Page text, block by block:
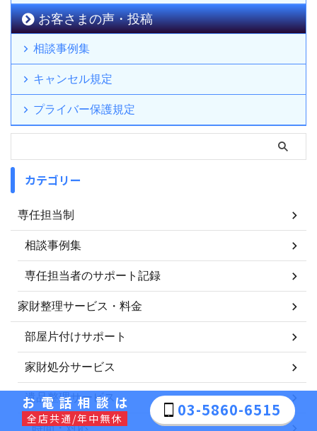
お客さまの声・投稿
相談事例集
キャンセル規定
プライバー保護規定
カテゴリー
専任担当制
相談事例集
専任担当者のサポート記録
家財整理サービス・料金
部屋片付けサポート
家財処分サービス
遺品整理サービス
時間・対応
お電話相談は
全店共通/年中無休 03-5860-6515